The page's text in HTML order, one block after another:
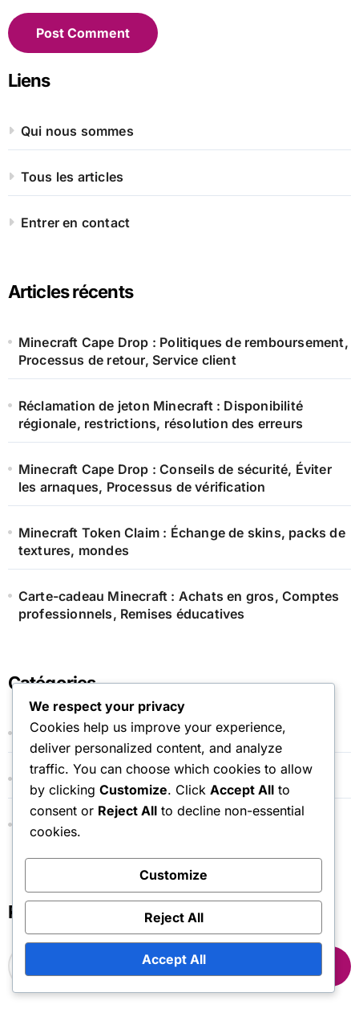
Liens
Qui nous sommes
Tous les articles
Entrer en contact
Articles récents
Minecraft Cape Drop : Politiques de remboursement,
Processus de retour, Service client
Réclamation de jeton Minecraft : Disponibilité
régionale, restrictions, résolution des erreurs
Minecraft Cape Drop : Conseils de sécurité, Éviter
les arnaques, Processus de vérification
Minecraft Token Claim : Échange de skins, packs de
textures, mondes
Carte-cadeau Minecraft : Achats en gros, Comptes
professionnels, Remises éducatives
Catégories
Procédures de réclamation de jetons de marché
Processus de Rédemption de Code Cadeau
Réclamations liées à la chute de la cape
Recherche
S
e
a
We respect your privacy
Cookies help us improve your experience,
deliver personalized content, and analyze
traffic. You can choose which cookies to allow
by clicking Customize. Click Accept All to
consent or Reject All to decline non-essential
cookies.
Customize
Reject All
Accept All